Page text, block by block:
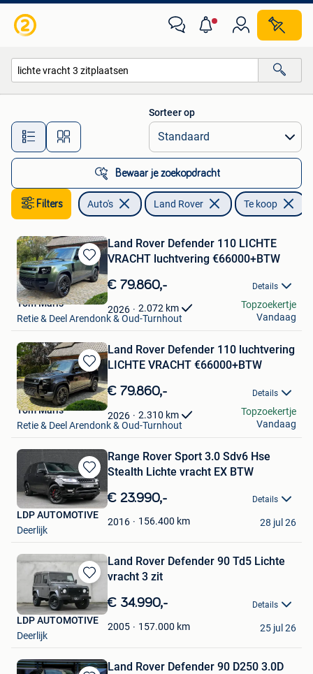
Alle afstanden…
Sorteer op
Bewaar je zoekopdracht
Filters Auto's Land Rover Te koop
Bewaren
in
Mijn
Favorieten
Land Rover Defender 110 LICHTE
VRACHT luchtvering €66000+BTW
€ 79.860,- Details
2026 2.072 km
Tom Maris
Retie & Deel Arendonk & Oud-Turnhout
Topzoekertje
Vandaag
Bewaren
in
Mijn
Favorieten
Land Rover Defender 110 luchtvering
LICHTE VRACHT €66000+BTW
€ 79.860,- Details
2026 2.310 km
Tom Maris
Retie & Deel Arendonk & Oud-Turnhout
Topzoekertje
Vandaag
Bewaren
in
Mijn
Favorieten
Range Rover Sport 3.0 Sdv6 Hse
Stealth Lichte vracht EX BTW
€ 23.990,- Details
2016 156.400 km
LDP AUTOMOTIVE
Deerlijk
28 jul 26
Bewaren
in
Mijn
Favorieten
Land Rover Defender 90 Td5 Lichte
vracht 3 zit
€ 34.990,- Details
2005 157.000 km
LDP AUTOMOTIVE
Deerlijk
25 jul 26
Land Rover Defender 90 D250 3.0D